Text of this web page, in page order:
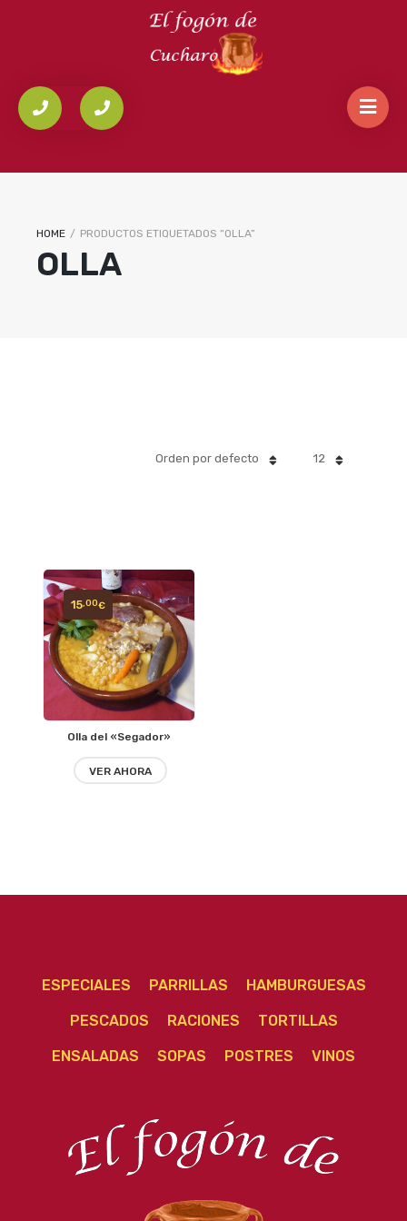
HOME / PRODUCTOS ETIQUETADOS “OLLA”
OLLA
12
Orden por defecto
Olla del «Segador»
15,00€
VER AHORA
ESPECIALES PARRILLAS HAMBURGUESAS
PESCADOS RACIONES TORTILLAS
ENSALADAS SOPAS POSTRES VINOS